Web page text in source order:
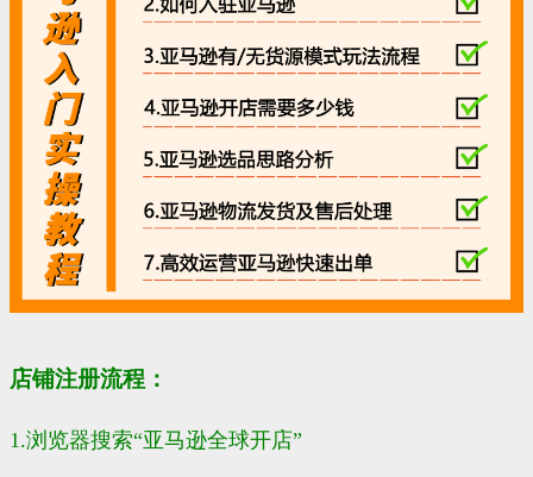
店铺注册流程：
1.浏览器搜索“亚马逊全球开店”